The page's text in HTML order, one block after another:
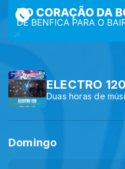
ELECTRO 120
Duas horas de
Domingo